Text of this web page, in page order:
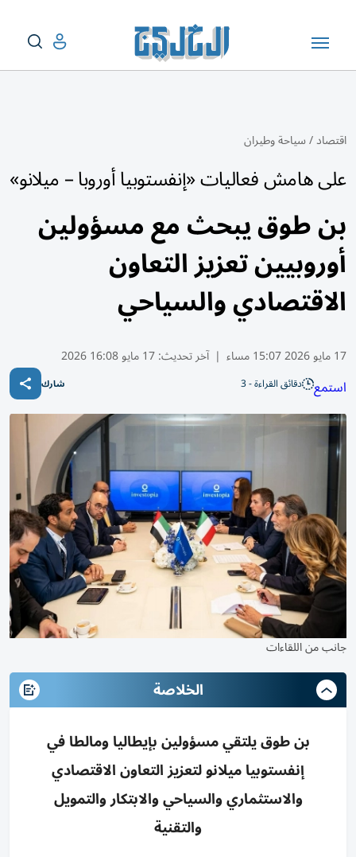
اقتصاد/سياحة وطيران
على هامش فعاليات «إنفستوبيا أوروبا – ميلانو»
بن طوق يبحث مع مسؤولين
أوروبيين تعزيز التعاون
الاقتصادي والسياحي
17 مايو 2026 15:07 مساء | آخر تحديث:17 مايو 16:08 2026
استمع دقائق القراءة - 3 شارك
جانب من اللقاءات
الخلاصة
بن طوق يلتقي مسؤولين بإيطاليا ومالطا في
إنفستوبيا ميلانو لتعزيز التعاون الاقتصادي
والاستثماري والسياحي والابتكار والتمويل
والتقنية